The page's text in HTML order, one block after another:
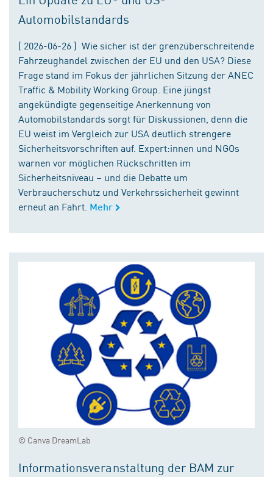
Automobilstandards
( 2026-06-26 ) Wie sicher ist der grenzüberschreitende
Fahrzeughandel zwischen der EU und den USA? Diese
Frage stand im Fokus der jährlichen Sitzung der ANEC
Traffic & Mobility Working Group. Eine jüngst
angekündigte gegenseitige Anerkennung von
Automobilstandards sorgt für Diskussionen, denn die
EU weist im Vergleich zur USA deutlich strengere
Sicherheitsvorschriften auf. Expert:innen und NGOs
warnen vor möglichen Rückschritten im
Sicherheitsniveau – und die Debatte um
Verbraucherschutz und Verkehrssicherheit gewinnt
erneut an Fahrt. Mehr
© Canva DreamLab
Informationsveranstaltung der BAM zur